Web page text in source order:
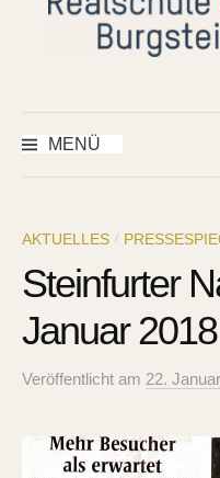
MENÜ
AKTUELLES /
Steinfurter
Januar 2018
Veröffentlicht am 22.